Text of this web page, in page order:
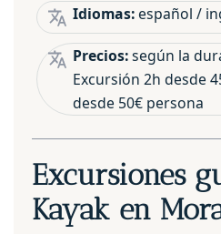
Idiomas:español /
Precios:según la
Excursión 2h desde
desde 50€ persona
Excursiones
Kayak en